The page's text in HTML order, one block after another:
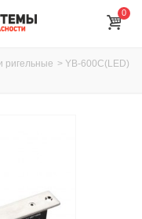
0
ригельные > YB-600C(LED)